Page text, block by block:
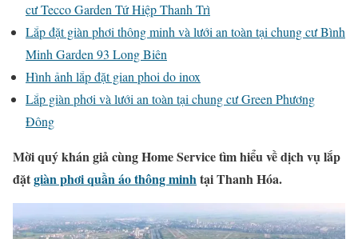
cư Tecco Garden Tứ Hiệp Thanh Trì
Lắp đặt giàn phơi thông minh và lưới an toàn tại chung cư Bình
Minh Garden 93 Long Biên
Hình ảnh lắp đặt gian phoi do inox
Lắp giàn phơi và lưới an toàn tại chung cư Green Phương
Đông
Mời quý khán giả cùng Home Service tìm hiểu về dịch vụ lắp
đặtgiàn phơi quần áo thông minhtại Thanh Hóa.